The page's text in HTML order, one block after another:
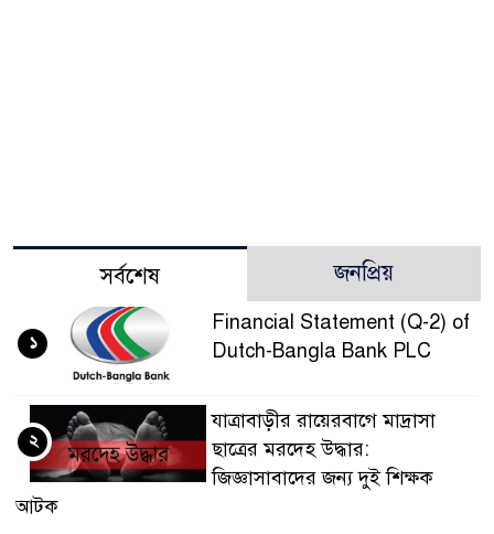
সর্বশেষ জনপ্রিয়
Financial Statement (Q-2) of
Dutch-Bangla Bank PLC
১
যাত্রাবাড়ীর রায়েরবাগে মাদ্রাসা
ছাত্রের মরদেহ উদ্ধার:
জিজ্ঞাসাবাদের জন্য দুই শিক্ষক
আটক
২